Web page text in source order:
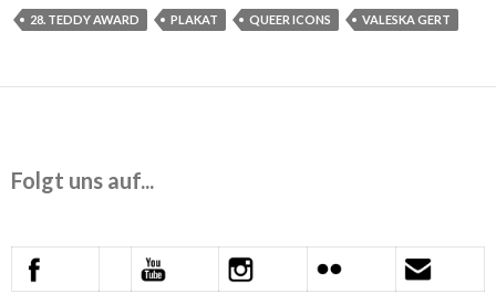
28. TEDDY AWARD PLAKAT QUEER ICONS VALESKA GERT
Folgt uns auf...